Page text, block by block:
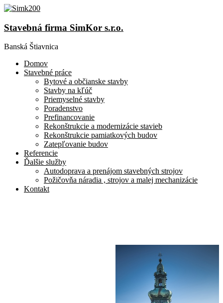
Stavebná firma SimKor s.r.o.
Banská Štiavnica
Domov
Stavebné práce
Bytové a občianske stavby
Stavby na kľúč
Priemyselné stavby
Poradenstvo
Prefinancovanie
Rekonštrukcie a modernizácie stavieb
Rekonštrukcie pamiatkových budov
Zatepľovanie budov
Referencie
Ďalšie služby
Autodoprava a prenájom stavebných strojov
Požičovňa náradia , strojov a malej mechanizácie
Kontakt